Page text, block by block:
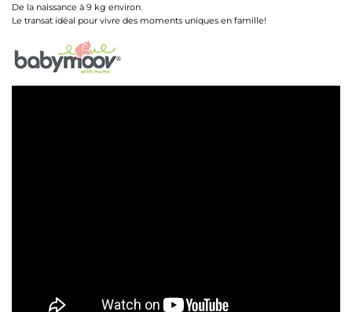
De la naissance à 9 kg environ.
Le transat idéal pour vivre des moments uniques en famille!